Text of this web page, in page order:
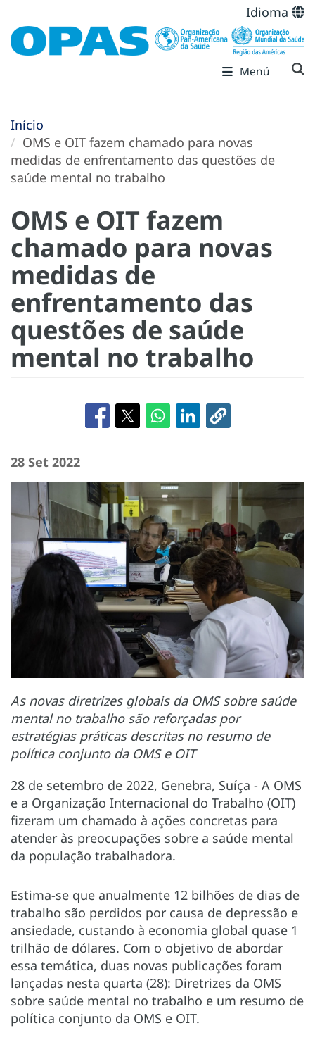
Idioma
Menú
Início
OMS e OIT fazem chamado para novas
medidas de enfrentamento das questões de
saúde mental no trabalho
OMS e OIT fazem
chamado para novas
medidas de
enfrentamento das
questões de saúde
mental no trabalho
28 Set 2022
As novas diretrizes globais da OMS sobre saúde
mental no trabalho são reforçadas por
estratégias práticas descritas no resumo de
política conjunto da OMS e OIT
28 de setembro de 2022, Genebra, Suíça - A OMS
e a Organização Internacional do Trabalho (OIT)
fizeram um chamado à ações concretas para
atender às preocupações sobre a saúde mental
da população trabalhadora.
Estima-se que anualmente 12 bilhões de dias de
trabalho são perdidos por causa de depressão e
ansiedade, custando à economia global quase 1
trilhão de dólares. Com o objetivo de abordar
essa temática, duas novas publicações foram
lançadas nesta quarta (28): Diretrizes da OMS
sobre saúde mental no trabalho e um resumo de
política conjunto da OMS e OIT.